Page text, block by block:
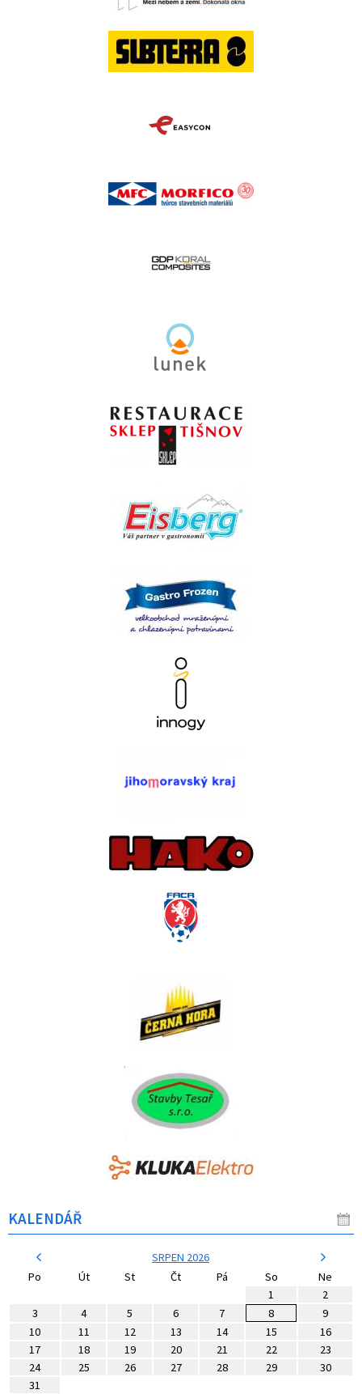
KALENDÁŘ
SRPEN 2026
Po
Út St Čt Pá So
Ne
1
2
3
4 5 6 7 8
9
10
11 12 13 14 15
16
17
18 19 20 21 22
23
24
25 26 27 28 29
30
31